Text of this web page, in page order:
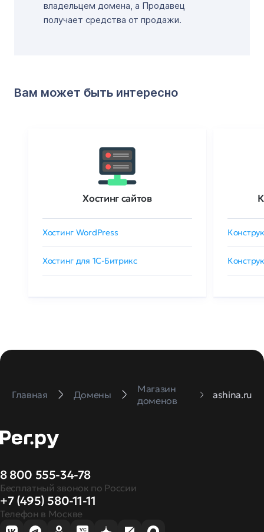
владельцем домена, а Продавец
получает средства от продажи.
Вам может быть интересно
Хостинг сайтов
Хостинг WordPress
Хостинг для 1C-Битрикс
Главная Домены
Магазин
доменов
ashina.ru
8 800 555-34-78
Бесплатный звонок по России
+7 (495) 580-11-11
Телефон в Москве